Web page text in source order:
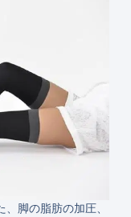
脚の脂肪の加圧、